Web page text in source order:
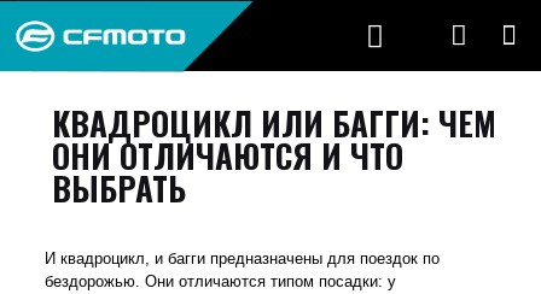
КВАДРОЦИКЛ ИЛИ БАГГИ: ЧЕМ
ОНИ ОТЛИЧАЮТСЯ И ЧТО
ВЫБРАТЬ
И квадроцикл, и багги предназначены для поездок по
бездорожью. Они отличаются типом посадки: у